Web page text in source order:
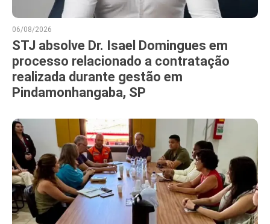
06/08/2026
STJ absolve Dr. Isael Domingues em
processo relacionado a contratação
realizada durante gestão em
Pindamonhangaba, SP